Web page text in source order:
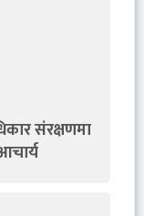
संरक्षणमा